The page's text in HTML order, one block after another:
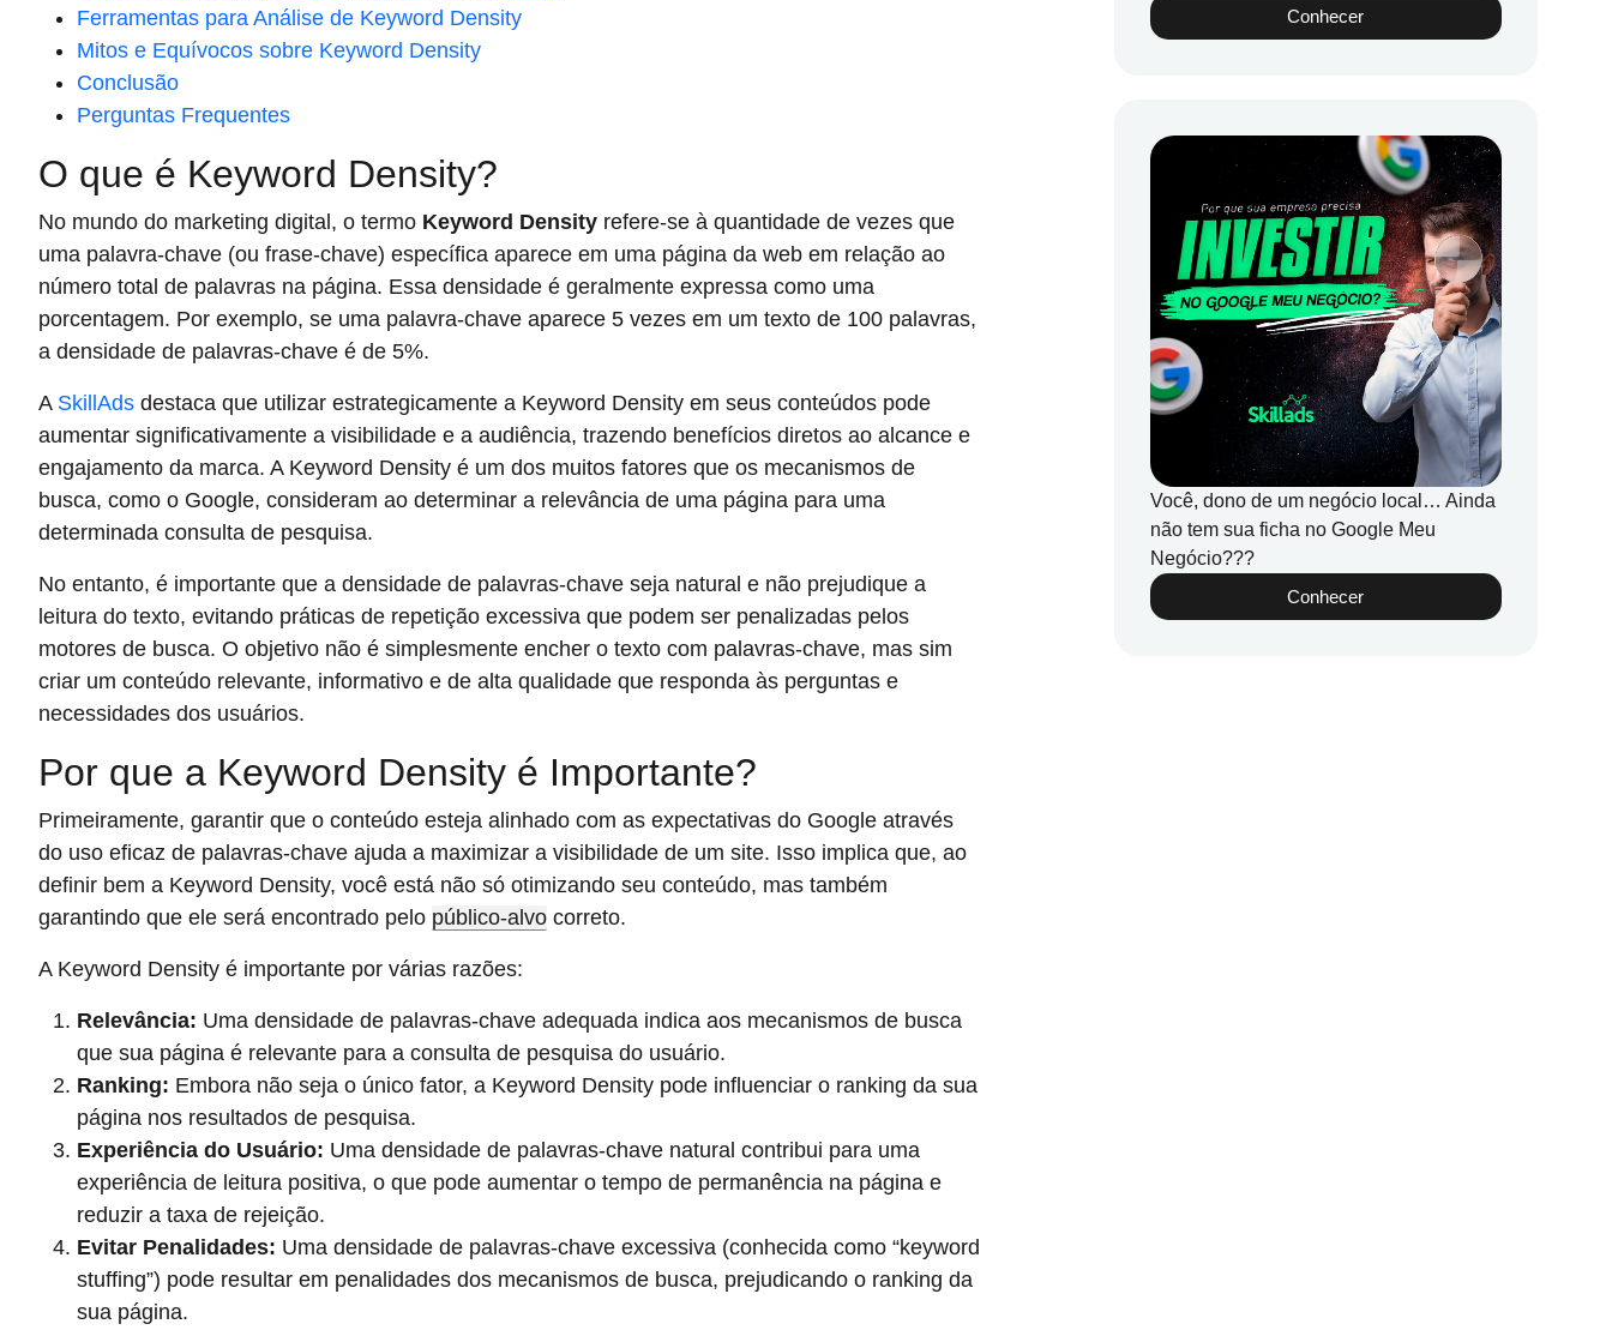
Ferramentas para Análise de Keyword Density
Mitos e Equívocos sobre Keyword Density
Conclusão
Perguntas Frequentes
O que é Keyword Density?
No mundo do marketing digital, o termo Keyword Density refere-se à quantidade de vezes que
uma palavra-chave (ou frase-chave) específica aparece em uma página da web em relação ao
número total de palavras na página. Essa densidade é geralmente expressa como uma
porcentagem. Por exemplo, se uma palavra-chave aparece 5 vezes em um texto de 100 palavras,
a densidade de palavras-chave é de 5%.
A SkillAds destaca que utilizar estrategicamente a Keyword Density em seus conteúdos pode
aumentar significativamente a visibilidade e a audiência, trazendo benefícios diretos ao alcance e
engajamento da marca. A Keyword Density é um dos muitos fatores que os mecanismos de
busca, como o Google, consideram ao determinar a relevância de uma página para uma
determinada consulta de pesquisa.
No entanto, é importante que a densidade de palavras-chave seja natural e não prejudique a
leitura do texto, evitando práticas de repetição excessiva que podem ser penalizadas pelos
motores de busca. O objetivo não é simplesmente encher o texto com palavras-chave, mas sim
criar um conteúdo relevante, informativo e de alta qualidade que responda às perguntas e
necessidades dos usuários.
Por que a Keyword Density é Importante?
Primeiramente, garantir que o conteúdo esteja alinhado com as expectativas do Google através
do uso eficaz de palavras-chave ajuda a maximizar a visibilidade de um site. Isso implica que, ao
definir bem a Keyword Density, você está não só otimizando seu conteúdo, mas também
garantindo que ele será encontrado pelo público-alvo correto.
A Keyword Density é importante por várias razões:
Relevância: Uma densidade de palavras-chave adequada indica aos mecanismos de busca
que sua página é relevante para a consulta de pesquisa do usuário.
Ranking: Embora não seja o único fator, a Keyword Density pode influenciar o ranking da sua
página nos resultados de pesquisa.
Experiência do Usuário: Uma densidade de palavras-chave natural contribui para uma
experiência de leitura positiva, o que pode aumentar o tempo de permanência na página e
reduzir a taxa de rejeição.
Evitar Penalidades: Uma densidade de palavras-chave excessiva (conhecida como “keyword
stuffing”) pode resultar em penalidades dos mecanismos de busca, prejudicando o ranking da
sua página.
Conhecer
Você, dono de um negócio local… Ainda
não tem sua ficha no Google Meu
Negócio???
Conhecer